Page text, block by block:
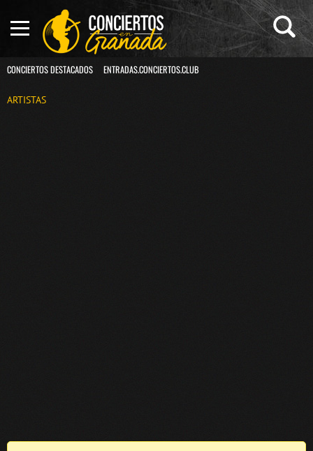
CONCIERTOS DESTACADOS ENTRADAS.CONCIERTOS.CLUB
ARTISTAS